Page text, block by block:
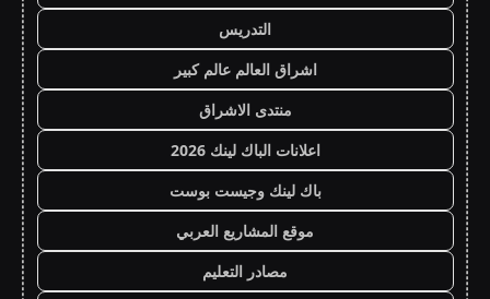
التدريس
اشراق العالم عالم كبير
منتدى الاشراق
اعلانات الباك لينك 2026
باك لينك وجيست بوست
موقع المشاريع العربي
مصادر التعليم